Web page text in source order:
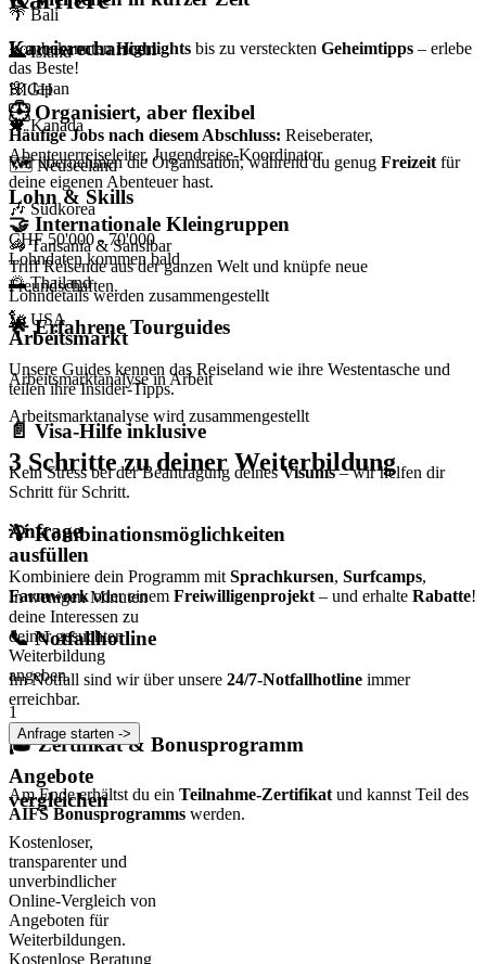
Von bekanntenHighlights bis zu versteckten Geheimtipps – erlebe
das Beste!
🕒 Organisiert, aber flexibel
Wir übernehmen die Organisation, während du genug Freizeit für
deine eigenen Abenteuer hast.
🤝 Internationale Kleingruppen
Triff Reisende aus der ganzen Welt und knüpfe neue
Freundschaften.
🌟Erfahrene Tourguides
Unsere Guides kennen das Reiseland wie ihre Westentasche und
teilen ihre Insider-Tipps.
📄 Visa-Hilfe inklusive
Kein Stress bei der Beantragung deinesVisums– wir helfen dir
Schritt für Schritt.
💡Kombinationsmöglichkeiten
Kombiniere dein Programm mit Sprachkursen, Surfcamps,
Farmworkoder einem Freiwilligenprojekt – und erhalte Rabatte!
📞Notfallhotline
Im Notfall sind wir über unsere 24/7-Notfallhotline immer
erreichbar.
🎓Zertifikat & Bonusprogramm
Am Ende erhältst du ein Teilnahme-Zertifikat und kannst Teil des
AIFS Bonusprogramms werden.
🌴 Bali
🌋 Island
🌸 Japan
🍁 Kanada
🗺️ Neuseeland
🎶 Südkorea
🦓 Tansania & Sansibar
🌅 Thailand
🗽 USA
Karrierechancen
HIGH
Häufige Jobs nach diesem Abschluss: Reiseberater,
Abenteuerreiseleiter, Jugendreise-Koordinator
Lohn & Skills
CHF 50'000 - 70'000
Lohndaten kommen bald
Lohndetails werden zusammengestellt
Arbeitsmarkt
Arbeitsmarktanalyse in Arbeit
Arbeitsmarktanalyse wird zusammengestellt
3 Schritte zu deiner Weiterbildung
Anfrage
ausfüllen
In wenigen Minuten
deine Interessen zu
deiner gesuchten
Weiterbildung
angeben.
1
Anfrage starten ->
Angebote
vergleichen
Kostenloser,
transparenter und
unverbindlicher
Online-Vergleich von
Angeboten für
Weiterbildungen.
Kostenlose Beratung